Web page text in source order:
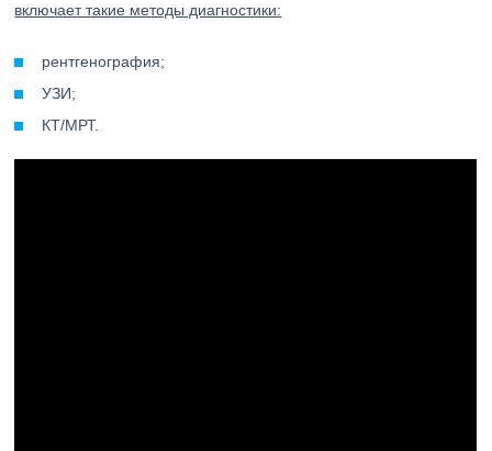
включает такие методы диагностики:
рентгенография;
УЗИ;
КТ/МРТ.